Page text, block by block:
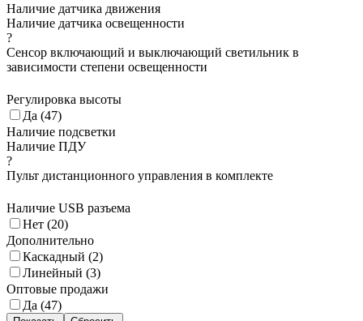
Наличие датчика движения
Наличие датчика освещенности
?
Сенсор включающий и выключающий светильник в
зависимости степени освещенности
Регулировка высоты
Да (47)
Наличие подсветки
Наличие ПДУ
?
Пульт дистанционного управления в комплекте
Наличие USB разъема
Нет (20)
Дополнительно
Каскадный (2)
Линейный (3)
Оптовые продажи
Да (47)